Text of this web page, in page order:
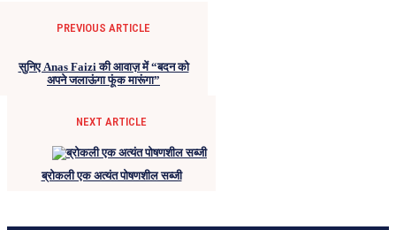
PREVIOUS ARTICLE
सुनिए Anas Faizi की आवाज़ में “बदन को
अपने जलाऊंगा फूंक मारूंगा”
NEXT ARTICLE
ब्रोकली एक अत्यंत पोषणशील सब्जी